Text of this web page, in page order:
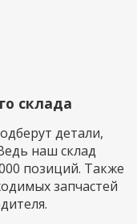
склада
детали,
наш склад
позиций. Также
запчастей